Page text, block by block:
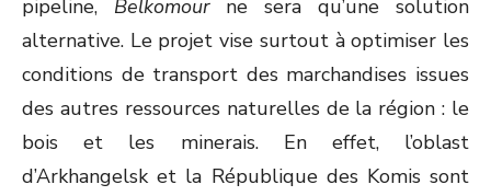
pipeline, Belkomourne sera qu’une solution
alternative. Le projet vise surtout à optimiser les
conditions de transport des marchandises issues
des autres ressources naturelles de la région : le
bois et les minerais. En effet, l’oblast
d’Arkhangelsk et la République des Komis sont